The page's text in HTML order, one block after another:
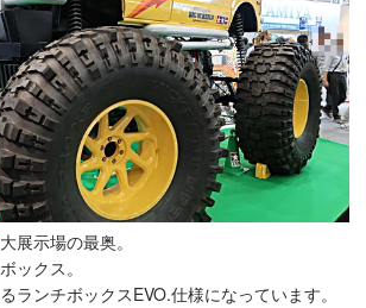
展示場の最奥。
ックス。
ランチボックスEVO.仕様になっています。